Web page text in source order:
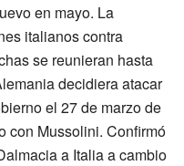
en mayo. La
italianos contra
se reunieran hasta
decidiera atacar
el 27 de marzo de
con Mussolini. Confirmó
a Italia a cambio